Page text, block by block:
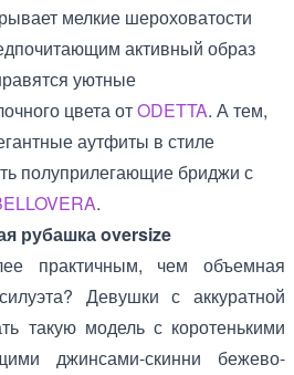
мелкие шероховатости
активный образ
уютные
цвета отODETTA. А тем,
аутфиты в стиле
полуприлегающие бриджи с
.
рубашка oversize
практичным, чем объемная
Девушки с аккуратной
такую модель с коротенькими
джинсами-скинни бежево-